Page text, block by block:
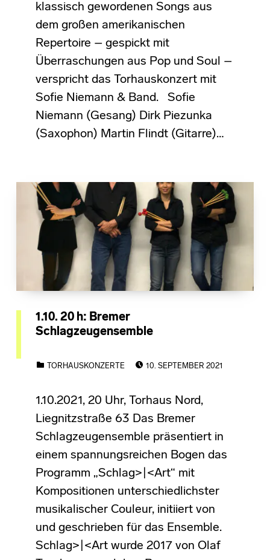
klassisch gewordenen Songs aus
dem großen amerikanischen
Repertoire – gespickt mit
Überraschungen aus Pop und Soul –
verspricht das Torhauskonzert mit
Sofie Niemann & Band. Sofie
Niemann (Gesang) Dirk Piezunka
(Saxophon) Martin Flindt (Gitarre)…
1.10. 20 h: Bremer
Schlagzeugensemble
TORHAUSKONZERTE
10. SEPTEMBER 2021
1.10.2021, 20 Uhr, Torhaus Nord,
Liegnitzstraße 63 Das Bremer
Schlagzeugensemble präsentiert in
einem spannungsreichen Bogen das
Programm „Schlag>|<Art“ mit
Kompositionen unterschiedlichster
musikalischer Couleur, initiiert von
und geschrieben für das Ensemble.
Schlag>|<Art wurde 2017 von Olaf